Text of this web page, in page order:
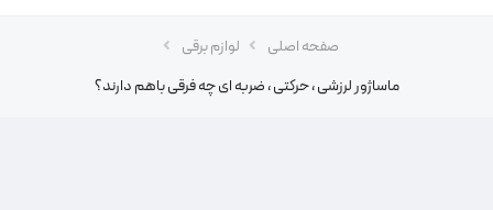
صفحه اصلی
لوازم برقی
ماساژور لرزشی ، حرکتی ، ضربه ای چه فرقی باهم دارند؟